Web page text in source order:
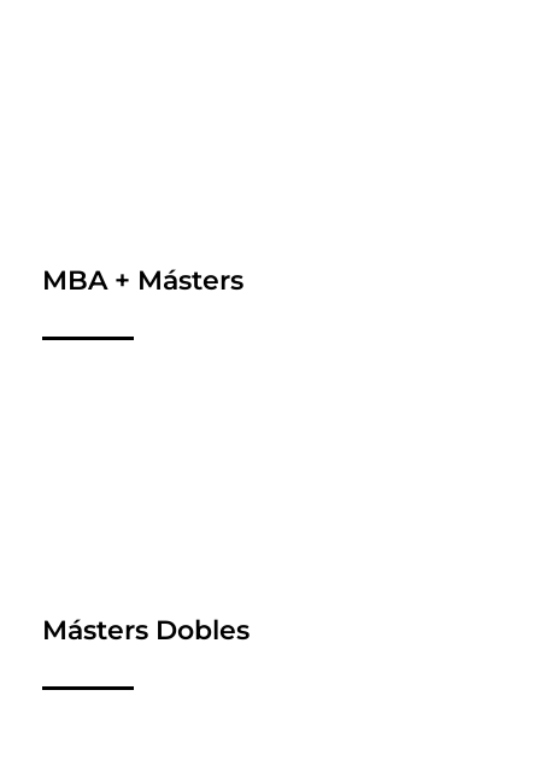
MBA + Másters
Másters Dobles